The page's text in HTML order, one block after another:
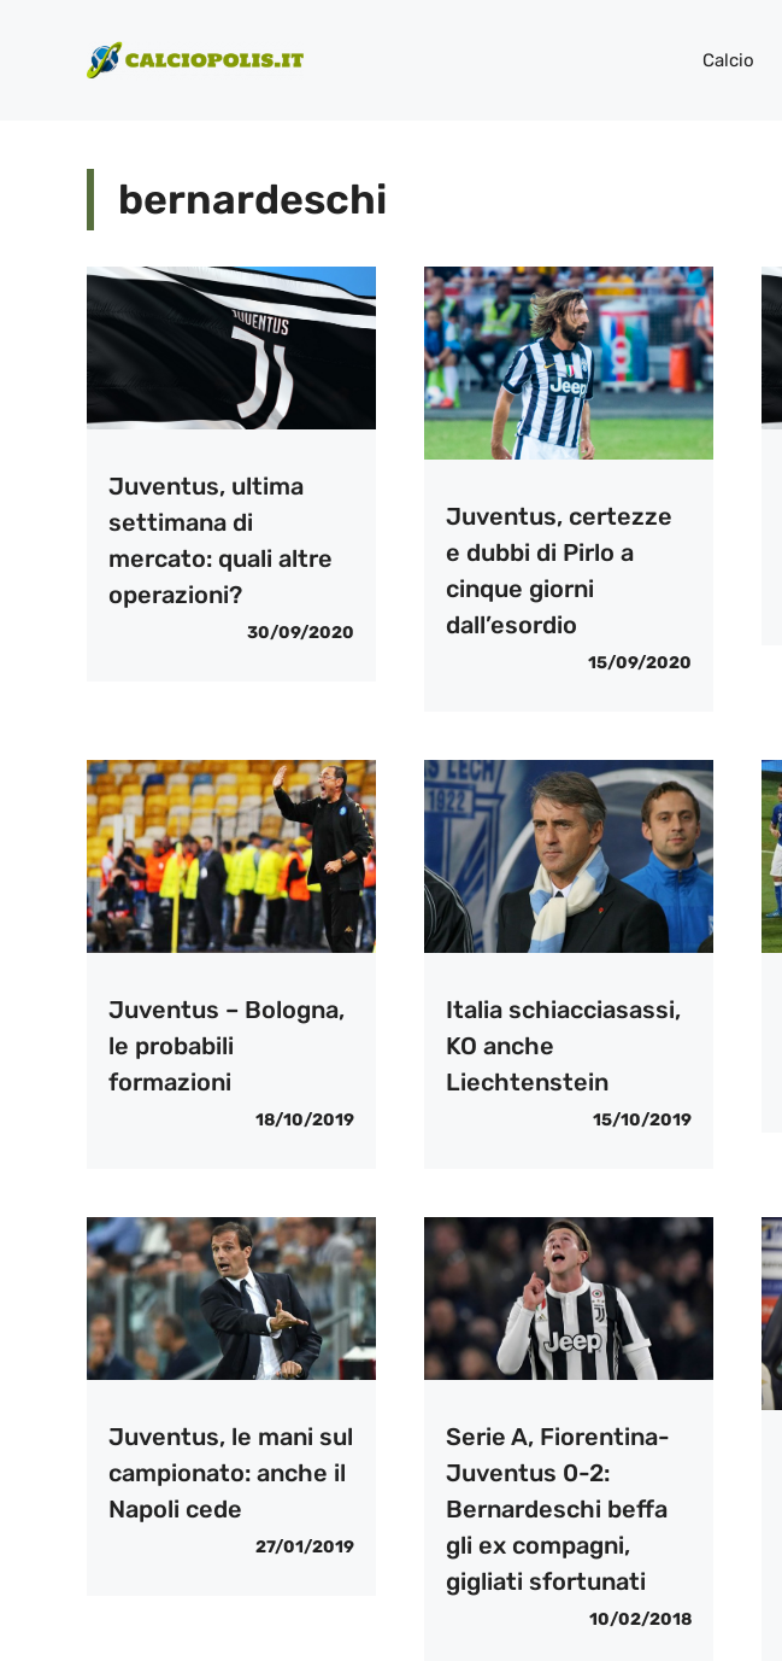
contenuto
Calcio
bernardeschi
Juventus, ultima
settimana di
mercato: quali altre
operazioni?
30/09/2020
Juventus, certezze
e dubbi di Pirlo a
cinque giorni
dall’esordio
15/09/2020
Juventus – Bologna,
le probabili
formazioni
18/10/2019
Italia schiacciasassi,
KO anche
Liechtenstein
15/10/2019
Juventus, le mani sul
campionato: anche il
Napoli cede
27/01/2019
Serie A, Fiorentina-
Juventus 0-2:
Bernardeschi beffa
gli ex compagni,
gigliati sfortunati
10/02/2018